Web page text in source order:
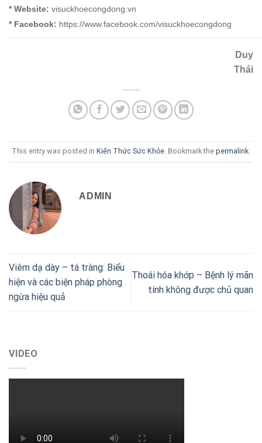
* Website: visuckhoecongdong.vn
* Facebook: https://www.facebook.com/visuckhoecongdong
Duy
Thái
This entry was posted in Kiến Thức Sức Khỏe. Bookmark the permalink.
ADMIN
Viêm dạ dày – tá tràng: Biểu
hiện và các biện pháp phòng
ngừa hiệu quả
Thoái hóa khớp – Bệnh lý mãn
tính không được chủ quan
VIDEO